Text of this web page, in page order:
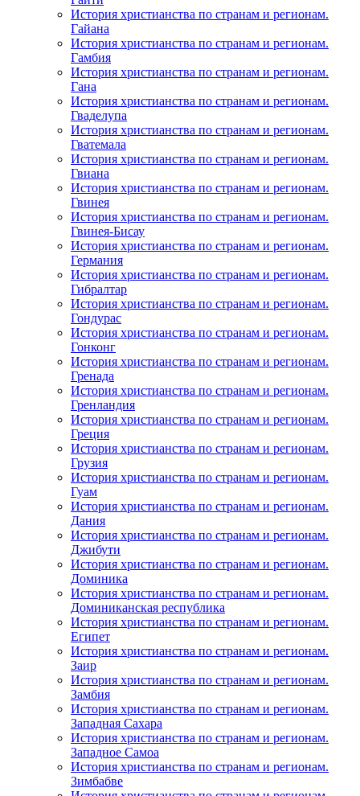
История христианства по странам и регионам.
Гайана
История христианства по странам и регионам.
Гамбия
История христианства по странам и регионам.
Гана
История христианства по странам и регионам.
Гваделупа
История христианства по странам и регионам.
Гватемала
История христианства по странам и регионам.
Гвиана
История христианства по странам и регионам.
Гвинея
История христианства по странам и регионам.
Гвинея-Бисау
История христианства по странам и регионам.
Германия
История христианства по странам и регионам.
Гибралтар
История христианства по странам и регионам.
Гондурас
История христианства по странам и регионам.
Гонконг
История христианства по странам и регионам.
Гренада
История христианства по странам и регионам.
Гренландия
История христианства по странам и регионам.
Греция
История христианства по странам и регионам.
Грузия
История христианства по странам и регионам.
Гуам
История христианства по странам и регионам.
Дания
История христианства по странам и регионам.
Джибути
История христианства по странам и регионам.
Доминика
История христианства по странам и регионам.
Доминиканская республика
История христианства по странам и регионам.
Египет
История христианства по странам и регионам.
Заир
История христианства по странам и регионам.
Замбия
История христианства по странам и регионам.
Западная Сахара
История христианства по странам и регионам.
Западное Самоа
История христианства по странам и регионам.
Зимбабве